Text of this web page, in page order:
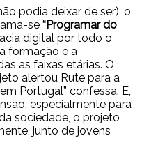
podia deixar de ser), o
se “Programar do
digital por todo o
formação e a
as faixas etárias. O
alertou Rute para a
Portugal” confessa. E,
especialmente para
sociedade, o projeto
junto de jovens